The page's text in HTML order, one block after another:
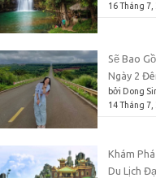
16 Tháng 7,
Sẽ Bao
Ngày 2
bởi Dong
14 Tháng 7,
Khám
Du Lịch